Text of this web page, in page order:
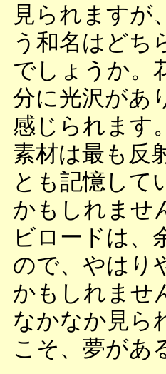
見られますが
う和名はどち
でしょうか。
分に光沢があ
感じられます
素材は最も反
とも記憶して
かもしれませ
ビロードは、
ので、やはり
かもしれませ
なかなか見ら
こそ、夢があ